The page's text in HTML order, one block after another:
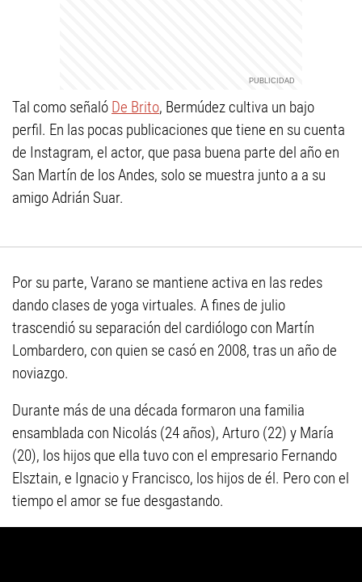
Tal como señaló De Brito, Bermúdez cultiva un bajo
perfil. En las pocas publicaciones que tiene en su cuenta
de Instagram, el actor, que pasa buena parte del año en
San Martín de los Andes, solo se muestra junto a a su
amigo Adrián Suar.
Por su parte, Varano se mantiene activa en las redes
dando clases de yoga virtuales. A fines de julio
trascendió su separación del cardiólogo con Martín
Lombardero, con quien se casó en 2008, tras un año de
noviazgo.
Durante más de una década formaron una familia
ensamblada con Nicolás (24 años), Arturo (22) y María
(20), los hijos que ella tuvo con el empresario Fernando
Elsztain, e Ignacio y Francisco, los hijos de él. Pero con el
tiempo el amor se fue desgastando.